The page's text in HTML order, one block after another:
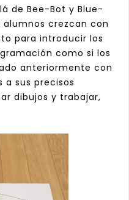
de Bee-Bot y Blue-
crezcan con
para introducir los
como si los
anteriormente con
a sus precisos
dibujos y trabajar,